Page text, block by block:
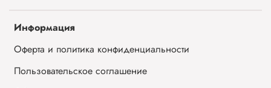
Информация
Оферта и политика конфиденциальности
Пользовательское соглашение